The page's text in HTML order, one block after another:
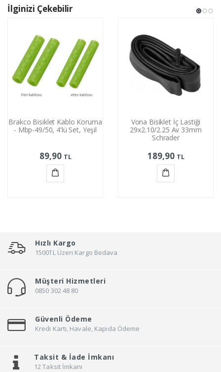
İlginizi Çekebilir
Brakco Bisiklet Kablo Koruma
- Mbp-49/50, 4'lü Set, Yeşil
89,90 TL
Vona Bisiklet İç Lastiği
29x2.10/2.25 Av 33mm
Schrader
189,90 TL
Hızlı Kargo
1500TL Üzeri Kargo Bedava
Müşteri Hizmetleri
0850 302 48 80
Güvenli Ödeme
Kredi Kartı, Havale, Kapıda Ödeme
Taksit & İade İmkanı
12 Taksit İmkanı